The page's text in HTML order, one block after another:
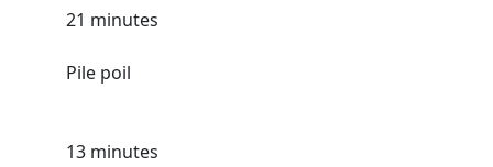
21 minutes
Pile poil
13 minutes